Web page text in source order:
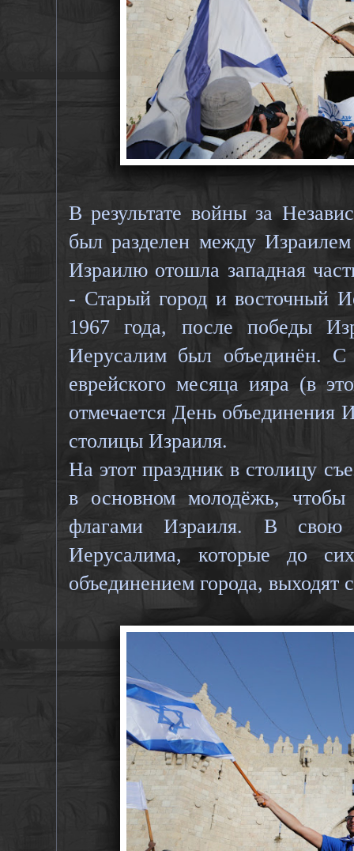
В результате войны за
был разделен между
Израилю отошла западная
- Старый город и восточный
1967 года, после победы
Иерусалим был объединён.
еврейского месяца ияра (в
отмечается День объединения
столицы Израиля.
На этот праздник в столицу
в основном молодёжь,
флагами Израиля. В свою
Иерусалима, которые до
объединением города, выходят